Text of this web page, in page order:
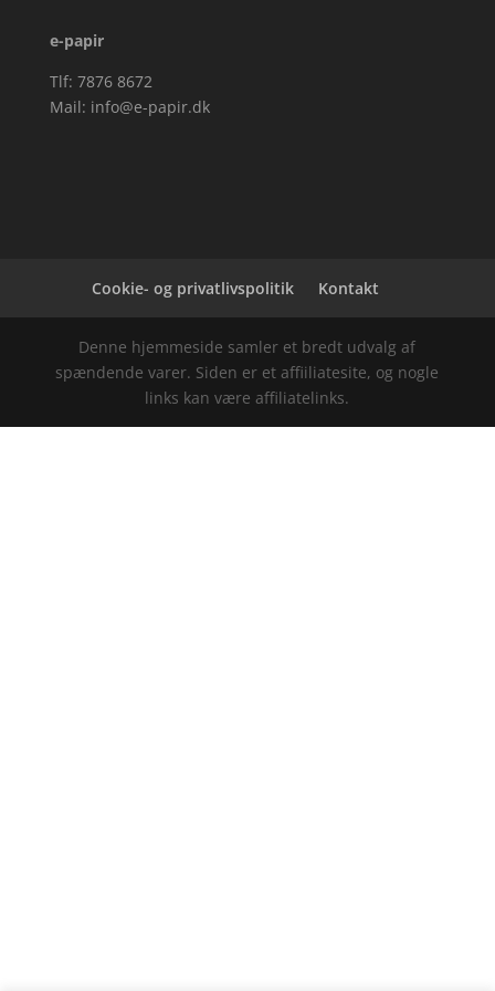
e-papir
Tlf: 7876 8672
Mail: info@e-papir.dk
Cookie- og privatlivspolitik Kontakt
Denne hjemmeside samler et bredt udvalg af
spændende varer. Siden er et affiiliatesite, og nogle
links kan være affiliatelinks.